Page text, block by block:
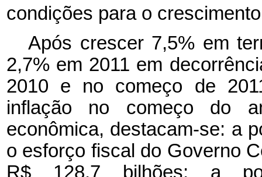
condições para o
Após crescer 7,5% em
2,7% em 2011 em
2010 e no começo de
inflação no começo do
econômica, destacam-se: a
o esforço fiscal do Governo
R$ 128,7 bilhões; a